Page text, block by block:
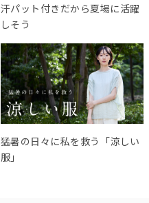
汗パット付きだから夏場に活躍
しそう
猛暑の日々に私を救う「涼しい
服」